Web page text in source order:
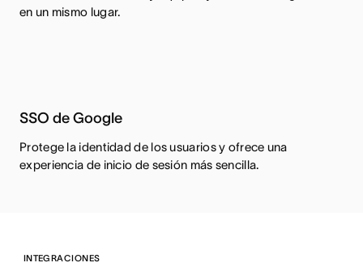
en un mismo lugar.
SSO de Google
Protege la identidad de los usuarios y ofrece una
experiencia de inicio de sesión más sencilla.
INTEGRACIONES